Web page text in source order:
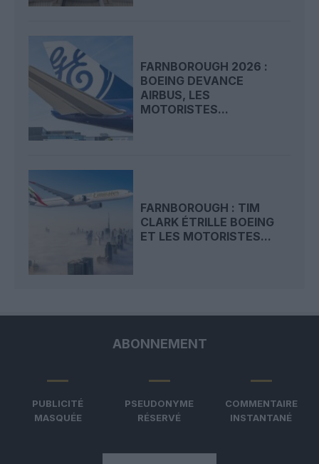
FARNBOROUGH 2026 :
BOEING DEVANCE
AIRBUS, LES
MOTORISTES...
FARNBOROUGH : TIM
CLARK ÉTRILLE BOEING
ET LES MOTORISTES...
ABONNEMENT
PUBLICITÉ
MASQUÉE
PSEUDONYME
RÉSERVÉ
COMMENTAIRE
INSTANTANÉ